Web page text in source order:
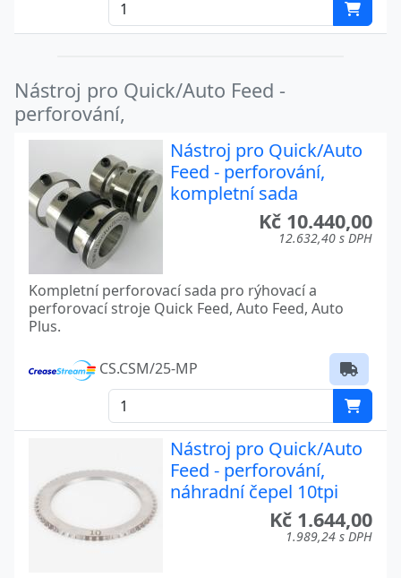
Nástroj pro Quick/Auto Feed -
perforování,
Nástroj pro Quick/Auto
Feed - perforování,
kompletní sada
Kč 10.440,00
12.632,40 s DPH
Kompletní perforovací sada pro rýhovací a
perforovací stroje Quick Feed, Auto Feed, Auto
Plus.
CS.CSM/25-MP
Nástroj pro Quick/Auto
Feed - perforování,
náhradní čepel 10tpi
Kč 1.644,00
1.989,24 s DPH